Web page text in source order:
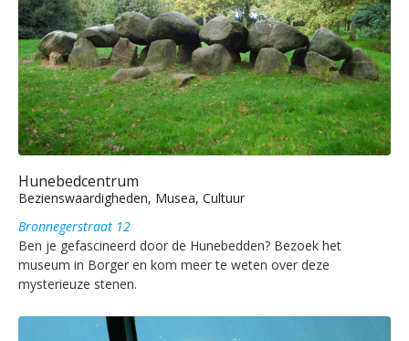
Hunebedcentrum
Bezienswaardigheden, Musea, Cultuur
Bronnegerstraat 12
Ben je gefascineerd door de Hunebedden? Bezoek het
museum in Borger en kom meer te weten over deze
mysterieuze stenen.